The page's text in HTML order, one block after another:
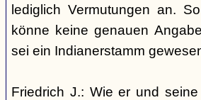
lediglich Vermutungen an.
könne keine genauen
sei ein Indianerstamm
Friedrich J.: Wie er und